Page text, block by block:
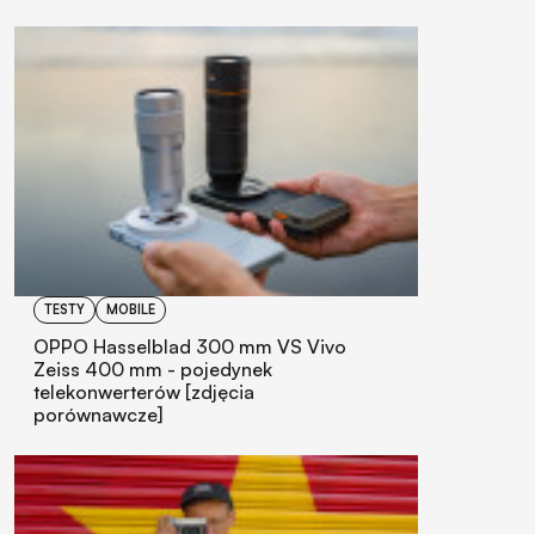
TESTY MOBILE
OPPO Hasselblad 300 mm VS Vivo
Zeiss 400 mm - pojedynek
telekonwerterów [zdjęcia
porównawcze]